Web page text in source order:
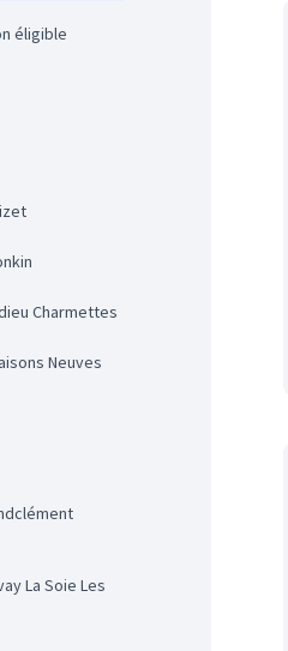
éligible
Charmettes
Neuves